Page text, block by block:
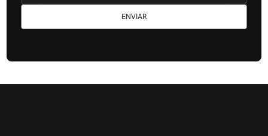
contáctanos para recibir
más información.
ENVIAR